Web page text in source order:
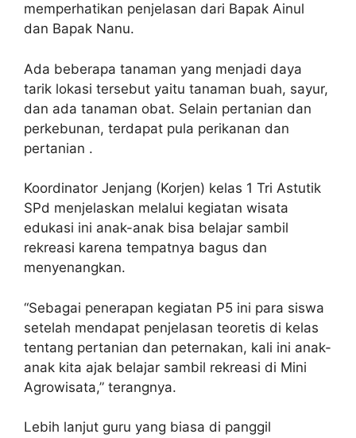
memperhatikan penjelasan dari Bapak Ainul
dan Bapak Nanu.
Ada beberapa tanaman yang menjadi daya
tarik lokasi tersebut yaitu tanaman buah, sayur,
dan ada tanaman obat. Selain pertanian dan
perkebunan, terdapat pula perikanan dan
pertanian .
Koordinator Jenjang (Korjen) kelas 1 Tri Astutik
SPd menjelaskan melalui kegiatan wisata
edukasi ini anak-anak bisa belajar sambil
rekreasi karena tempatnya bagus dan
menyenangkan.
“Sebagai penerapan kegiatan P5 ini para siswa
setelah mendapat penjelasan teoretis di kelas
tentang pertanian dan peternakan, kali ini anak-
anak kita ajak belajar sambil rekreasi di Mini
Agrowisata,” terangnya.
Lebih lanjut guru yang biasa di panggil